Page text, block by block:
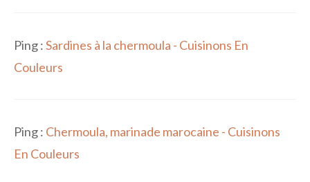
Ping :Sardines à la chermoula - Cuisinons En
Couleurs
Ping : Chermoula, marinade marocaine - Cuisinons
En Couleurs